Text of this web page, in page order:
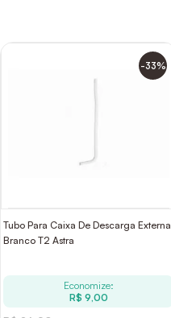
-33%
Tubo Para Caixa De Descarga Externa
Branco T2 Astra
Economize:
R$ 9,00